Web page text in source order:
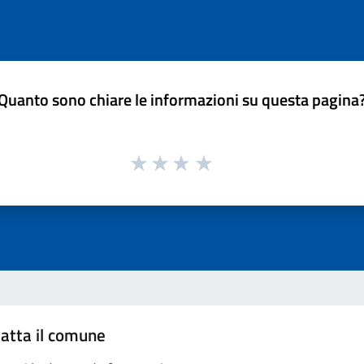
sono chiare le informazioni su questa
il comune